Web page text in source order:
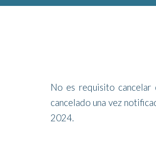
No es requisito
cancelado una vez
2024.